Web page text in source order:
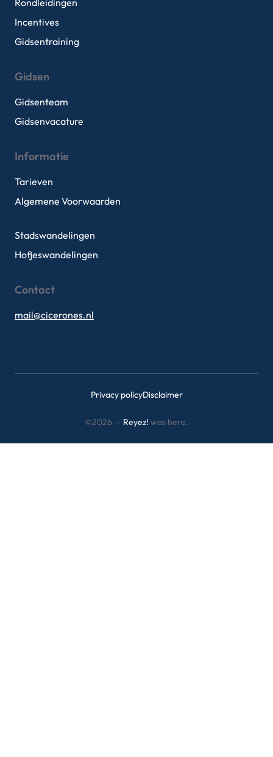
Incentives
Gidsentraining
Gidsen
Gidsenteam
Gidsenvacature
Informatie
Tarieven
Algemene Voorwaarden
Stadswandelingen
Hofjeswandelingen
Contact
mail@cicerones.nl
Privacy policyDisclaimer
©2026 — Reyez! was here.